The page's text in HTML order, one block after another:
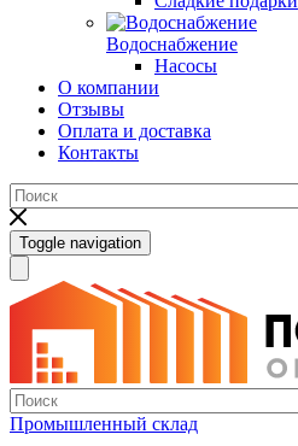
Водоснабжение
Насосы
О компании
Отзывы
Оплата и доставка
Контакты
Toggle navigation
Промышленный склад